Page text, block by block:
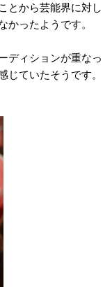
とから芸能界に対し
かったようです。
ディションが重なっ
じていたそうです。